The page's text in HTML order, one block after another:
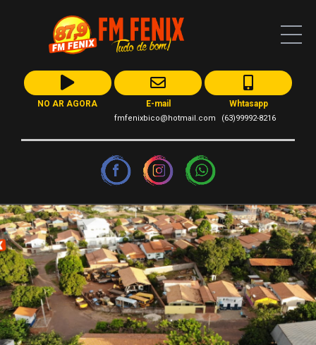
NO AR AGORA E-mail
fmfenixbico@hotmail.com
Whtasapp
(63)99992-8216